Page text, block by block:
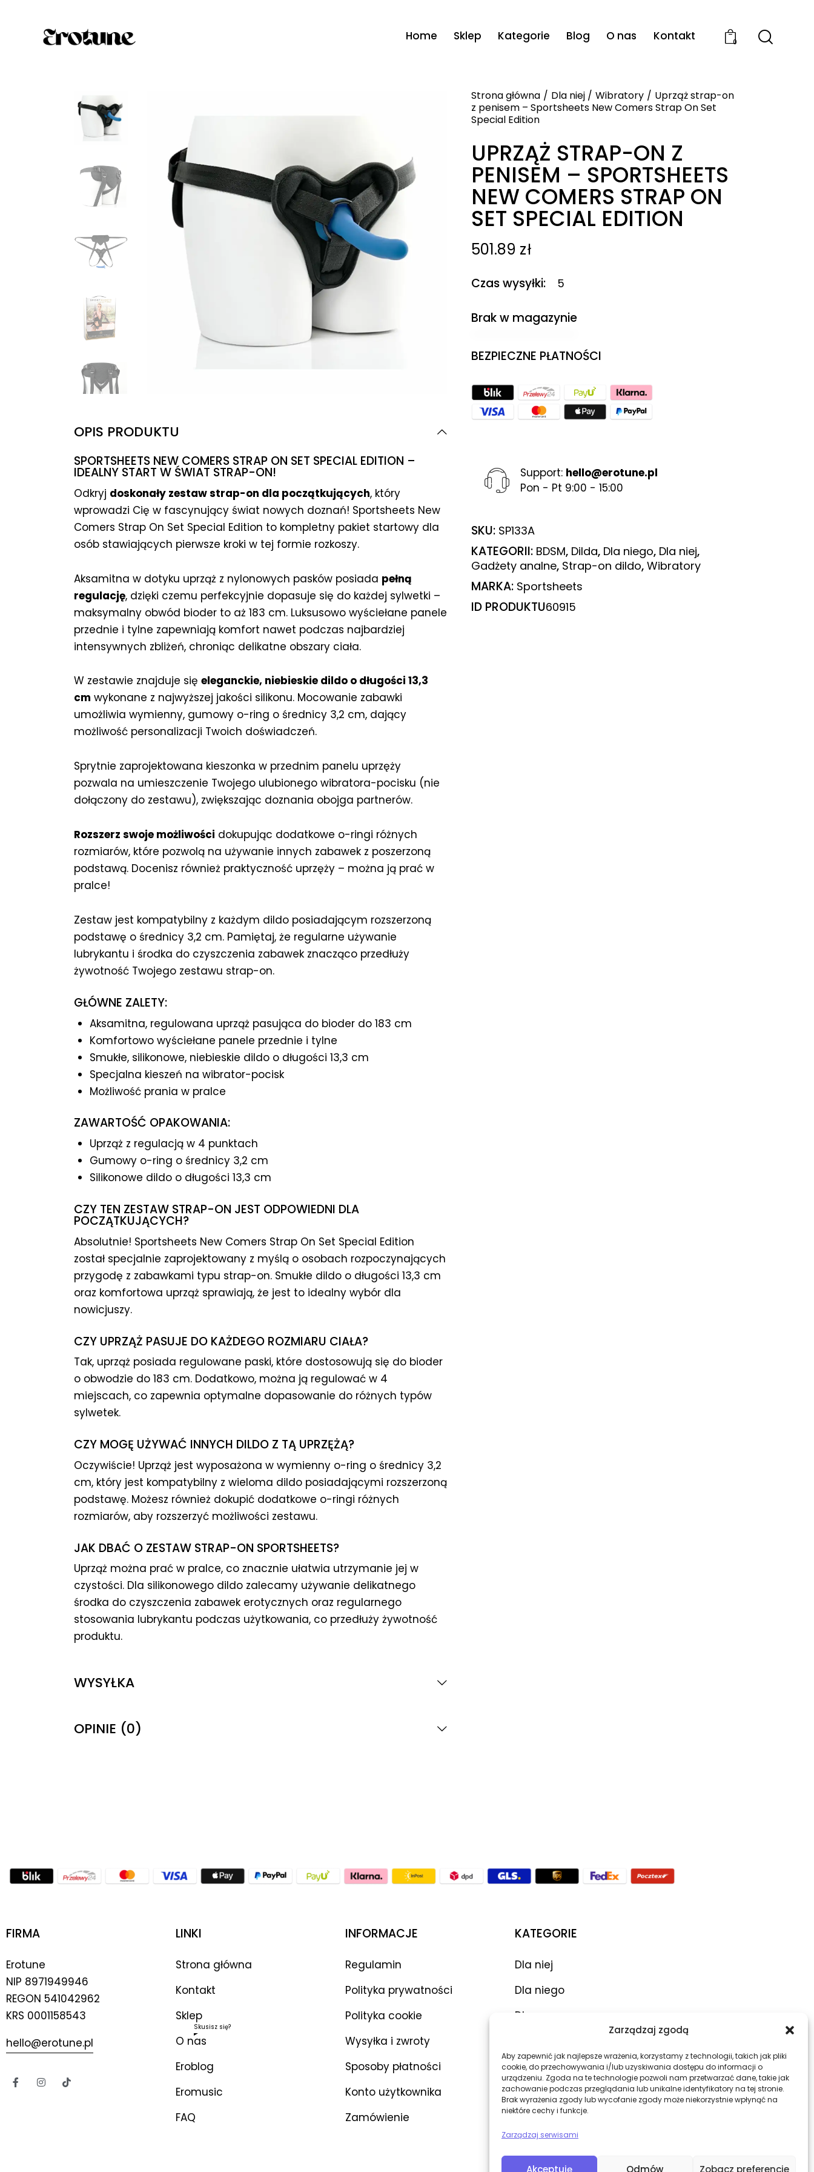
Zarządzaj zgodą
Aby zapewnić jak najlepsze wrażenia, korzystamy z technologii, takich jak pliki
cookie, do przechowywania i/lub uzyskiwania dostępu do informacji o
urządzeniu. Zgoda na te technologie pozwoli nam przetwarzać dane, takie jak
zachowanie podczas przeglądania lub unikalne identyfikatory na tej stronie.
Brak wyrażenia zgody lub wycofanie zgody może niekorzystnie wpłynąć na
niektóre cechy i funkcje.
Zarządzaj serwisami
Akceptuję Odmów Zobacz preferencje
Home Sklep Kategorie Blog O nas Kontakt 0
Strona główna Dla niej Wibratory
Uprząż strap-on
z penisem – Sportsheets New Comers Strap On Set
Special Edition
UPRZĄŻ STRAP-ON Z
PENISEM – SPORTSHEETS
NEW COMERS STRAP ON
SET SPECIAL EDITION
501.89 zł
Czas wysyłki 5
Brak w magazynie
BEZPIECZNE PŁATNOŚCI
Support: hello@erotune.pl
Pon - Pt 9:00 - 15:00
SKU: SP133A
KATEGORII: BDSM, Dilda, Dla niego, Dla niej,
Gadżety analne, Strap-on dildo, Wibratory
MARKA: Sportsheets
ID PRODUKTU60915
OPIS PRODUKTU
SPORTSHEETS NEW COMERS STRAP ON SET SPECIAL EDITION –
IDEALNY START W ŚWIAT STRAP-ON!
Odkryj doskonały zestaw strap-on dla początkujących, który
wprowadzi Cię w fascynujący świat nowych doznań! Sportsheets New
Comers Strap On Set Special Edition to kompletny pakiet startowy dla
osób stawiających pierwsze kroki w tej formie rozkoszy.
Aksamitna w dotyku uprząż z nylonowych pasków posiada pełną
regulację, dzięki czemu perfekcyjnie dopasuje się do każdej sylwetki –
maksymalny obwód bioder to aż 183 cm. Luksusowo wyściełane panele
przednie i tylne zapewniają komfort nawet podczas najbardziej
intensywnych zbliżeń, chroniąc delikatne obszary ciała.
W zestawie znajduje się eleganckie, niebieskie dildo o długości 13,3
cm wykonane z najwyższej jakości silikonu. Mocowanie zabawki
umożliwia wymienny, gumowy o-ring o średnicy 3,2 cm, dający
możliwość personalizacji Twoich doświadczeń.
Sprytnie zaprojektowana kieszonka w przednim panelu uprzęży
pozwala na umieszczenie Twojego ulubionego wibratora-pocisku (nie
dołączony do zestawu), zwiększając doznania obojga partnerów.
Rozszerz swoje możliwości dokupując dodatkowe o-ringi różnych
rozmiarów, które pozwolą na używanie innych zabawek z poszerzoną
podstawą. Docenisz również praktyczność uprzęży – można ją prać w
pralce!
Zestaw jest kompatybilny z każdym dildo posiadającym rozszerzoną
podstawę o średnicy 3,2 cm. Pamiętaj, że regularne używanie
lubrykantu i środka do czyszczenia zabawek znacząco przedłuży
żywotność Twojego zestawu strap-on.
GŁÓWNE ZALETY:
Aksamitna, regulowana uprząż pasująca do bioder do 183 cm
Komfortowo wyściełane panele przednie i tylne
Smukłe, silikonowe, niebieskie dildo o długości 13,3 cm
Specjalna kieszeń na wibrator-pocisk
Możliwość prania w pralce
ZAWARTOŚĆ OPAKOWANIA:
Uprząż z regulacją w 4 punktach
Gumowy o-ring o średnicy 3,2 cm
Silikonowe dildo o długości 13,3 cm
CZY TEN ZESTAW STRAP-ON JEST ODPOWIEDNI DLA
POCZĄTKUJĄCYCH?
Absolutnie! Sportsheets New Comers Strap On Set Special Edition
został specjalnie zaprojektowany z myślą o osobach rozpoczynających
przygodę z zabawkami typu strap-on. Smukłe dildo o długości 13,3 cm
oraz komfortowa uprząż sprawiają, że jest to idealny wybór dla
nowicjuszy.
CZY UPRZĄŻ PASUJE DO KAŻDEGO ROZMIARU CIAŁA?
Tak, uprząż posiada regulowane paski, które dostosowują się do bioder
o obwodzie do 183 cm. Dodatkowo, można ją regulować w 4
miejscach, co zapewnia optymalne dopasowanie do różnych typów
sylwetek.
CZY MOGĘ UŻYWAĆ INNYCH DILDO Z TĄ UPRZĘŻĄ?
Oczywiście! Uprząż jest wyposażona w wymienny o-ring o średnicy 3,2
cm, który jest kompatybilny z wieloma dildo posiadającymi rozszerzoną
podstawę. Możesz również dokupić dodatkowe o-ringi różnych
rozmiarów, aby rozszerzyć możliwości zestawu.
JAK DBAĆ O ZESTAW STRAP-ON SPORTSHEETS?
Uprząż można prać w pralce, co znacznie ułatwia utrzymanie jej w
czystości. Dla silikonowego dildo zalecamy używanie delikatnego
środka do czyszczenia zabawek erotycznych oraz regularnego
stosowania lubrykantu podczas użytkowania, co przedłuży żywotność
produktu.
WYSYŁKA
OPINIE (0)
FIRMA
Erotune
NIP 8971949946
REGON 541042962
KRS 0001158543
hello@erotune.pl
LINKI
Strona główna
Kontakt
Sklep
O nas
Skusisz się?
Eroblog
Eromusic
FAQ
INFORMACJE
Regulamin
Polityka prywatności
Polityka cookie
Wysyłka i zwroty
Sposoby płatności
Konto użytkownika
Zamówienie
KATEGORIE
Dla niej
Dla niego
Dla par
Dilda
BDSM
Bielizna